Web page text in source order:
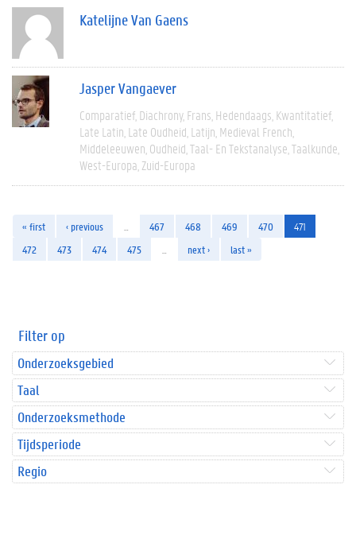
Katelijne Van Gaens
Jasper Vangaever
Comparatief Diachrony Frans Hedendaags Kwantitatief
Late Latin Late Oudheid Latijn Medieval French
Middeleeuwen Oudheid Taal- En Tekstanalyse Taalkunde
West-Europa Zuid-Europa
« first ‹ previous 467 468 469 470
471
472
473 474 475 next › last »
Filter op
Onderzoeksgebied
Taal
Onderzoeksmethode
Tijdsperiode
Regio